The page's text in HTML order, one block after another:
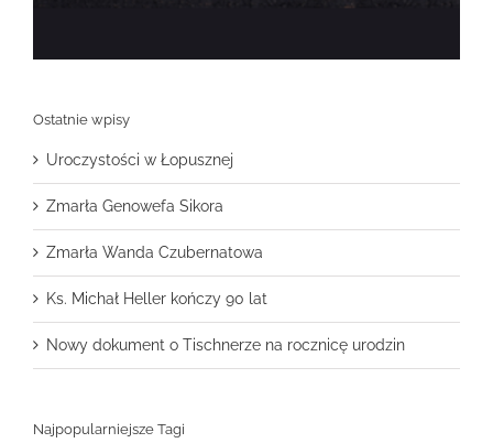
Ostatnie wpisy
Uroczystości w Łopusznej
Zmarła Genowefa Sikora
Zmarła Wanda Czubernatowa
Ks. Michał Heller kończy 90 lat
Nowy dokument o Tischnerze na rocznicę urodzin
Najpopularniejsze Tagi